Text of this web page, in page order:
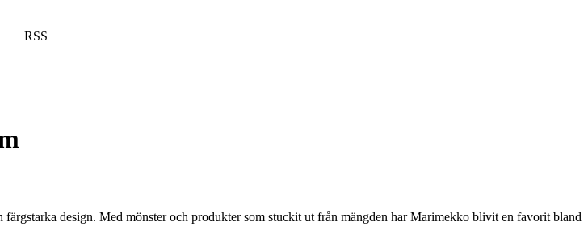
RSS
design. Med mönster och produkter som stuckit ut från mängden har Marimekko blivit en favorit bland